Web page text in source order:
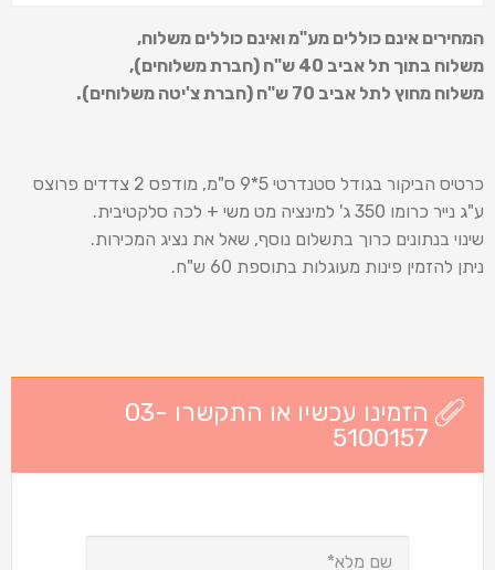
המחירים אינם כוללים מע"מ ואינם כוללים משלוח,
משלוח בתוך תל אביב 40 ש
"ח (חברת משלוחים),
משלוח מחוץ לתל אביב 70 ש
"ח (חברת צ'יטה משלוחים).
כרטיס הביקור בגודל סטנדרטי 5*9 ס"מ, מודפס 2 צדדים פרוצס
ע"ג נייר כרומו 350 ג' למינציה מט משי + לכה סלקטיבית.
שינוי בנתונים כרוך בתשלום נוסף, שאל את נציג המכירות.
ניתן להזמין פינות מעוגלות בתוספת 60 ש"ח.
הזמינו עכשיו או התקשרו 03-
5100157